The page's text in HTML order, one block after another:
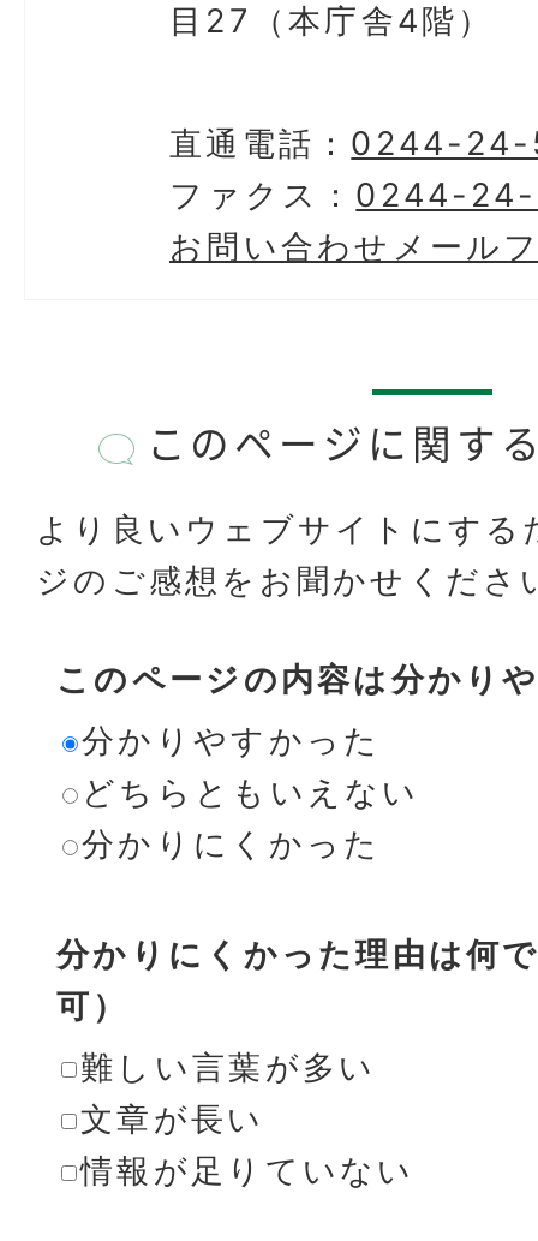
目27（本庁舎4階）
直通電話： 0244-24-
ファクス： 0244-
お問い合わせメール
このページに関す
より良いウェブサイトにする
ジのご感想をお聞かせくださ
このページの内容は分かり
分かりやすかった
どちらともいえない
分かりにくかった
分かりにくかった理由は何
可）
難しい言葉が多い
文章が長い
情報が足りていない